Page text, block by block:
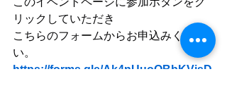
リックしていただき
こちらのフォームからお申込みくださ
い。
https://forms.gle/Ak4nUuoQBbKVisD